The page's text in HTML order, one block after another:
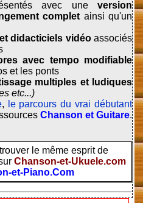
avec uneversion
complet ainsi qu'un
didacticiels vidéoassociés
avec tempo modifiable
et les ponts
multiples et ludiques
etc...)
,
le parcours du vrai débutant
Chanson et Guitare.
le même esprit de
Chanson-et-Ukuele.com
et-Piano.Com